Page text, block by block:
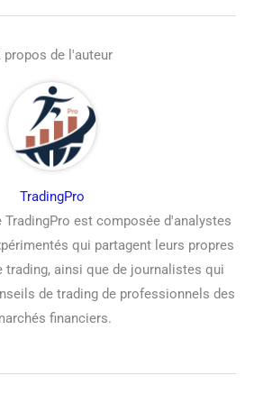
propos de l'auteur
TradingPro
est composée d'analystes
qui partagent leurs propres
trading, ainsi que de journalistes qui
de trading de professionnels des
financiers.